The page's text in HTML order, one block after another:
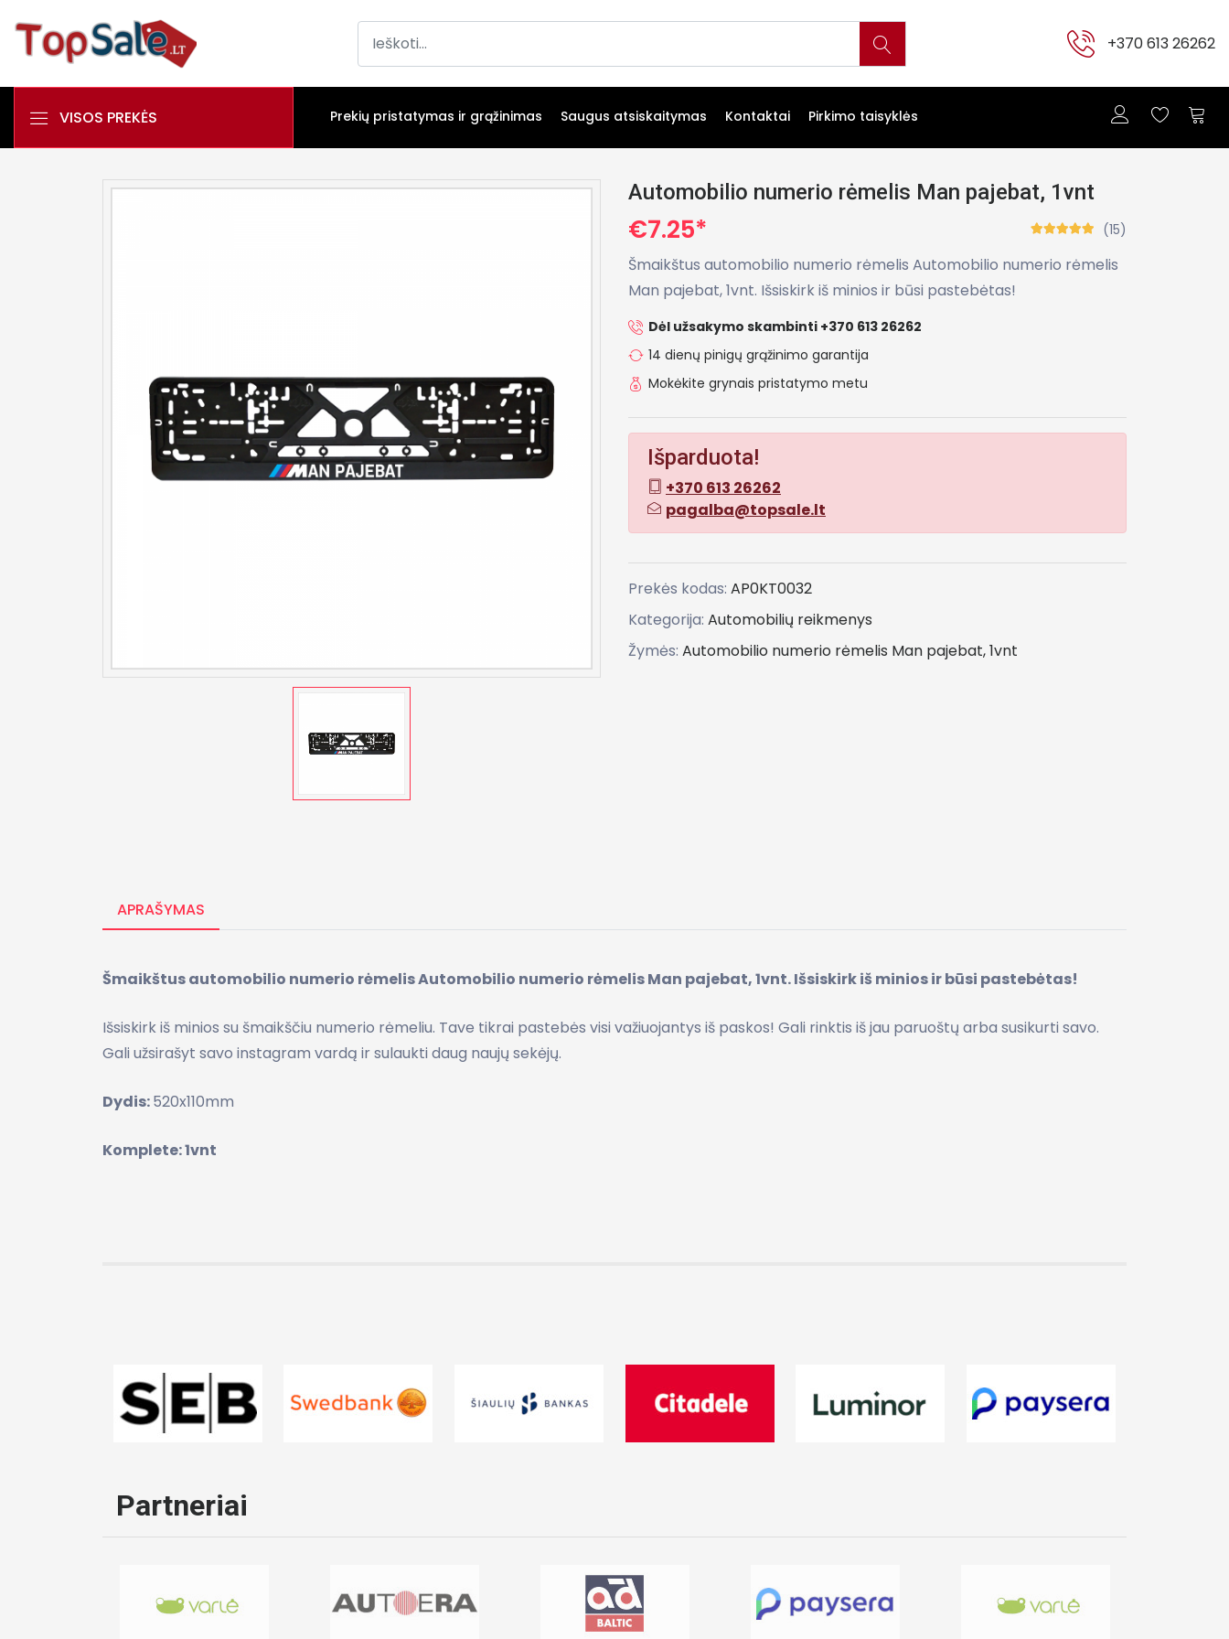
+370 613 26262
VISOS PREKĖS Prekių pristatymas ir grąžinimas Saugus atsiskaitymas Kontaktai Pirkimo taisyklės
Automobilio numerio rėmelis Man pajebat, 1vnt
€7.25* (15)
Šmaikštus automobilio numerio rėmelis Automobilio numerio rėmelis
Man pajebat, 1vnt. Išsiskirk iš minios ir būsi pastebėtas!
Dėl užsakymo skambinti +370 613 26262
14 dienų pinigų grąžinimo garantija
Mokėkite grynais pristatymo metu
Išparduota!
+370 613 26262
pagalba@topsale.lt
Prekės kodas: AP0KT0032
Kategorija: Automobilių reikmenys
Žymės: Automobilio numerio rėmelis Man pajebat,1vnt
APRAŠYMAS
Šmaikštus automobilio numerio rėmelis Automobilio numerio rėmelis Man pajebat, 1vnt. Išsiskirk iš minios ir būsi pastebėtas!
Išsiskirk iš minios su šmaikščiu numerio rėmeliu. Tave tikrai pastebės visi važiuojantys iš paskos! Gali rinktis iš jau paruoštų arba susikurti savo.
Gali užsirašyt savo instagram vardą ir sulaukti daug naujų sekėjų.
Dydis:520x110mm
Komplete: 1vnt
Partneriai